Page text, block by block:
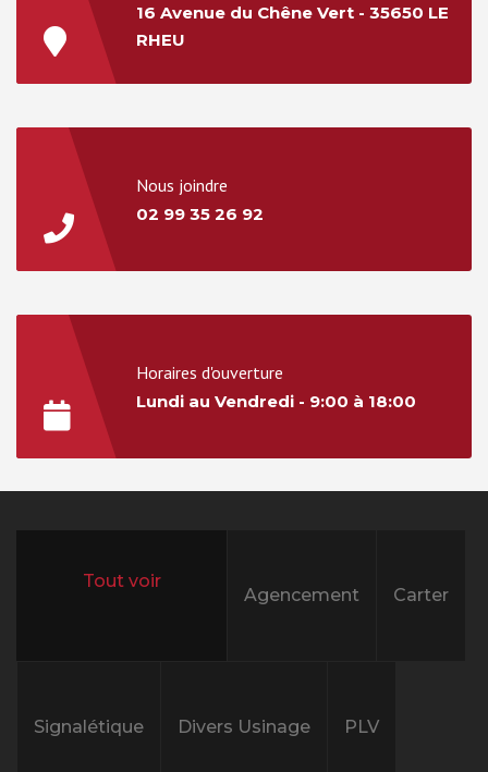
16 Avenue du Chêne Vert - 35650 LE
RHEU
Nous joindre
02 99 35 26 92
Horaires d'ouverture
Lundi au Vendredi - 9:00 à 18:00
Agencement Carter
Signalétique Divers Usinage PLV